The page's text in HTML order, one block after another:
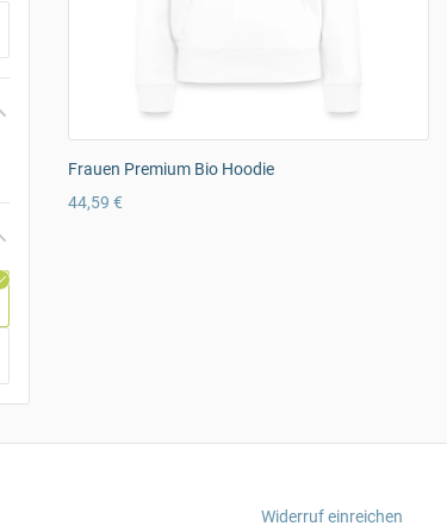
Frauen Premium Bio Hoodie
44,59 €
Widerruf einreichen